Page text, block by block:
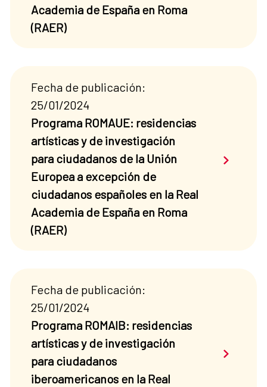
Academia de España en Roma
(RAER)
Fecha de publicación:
25/01/2024
Programa ROMAUE: residencias
artísticas y de investigación
para ciudadanos de la Unión
Europea a excepción de
ciudadanos españoles en la Real
Academia de España en Roma
(RAER)
Saber
Fecha de publicación:
25/01/2024
Programa ROMAIB: residencias
artísticas y de investigación
para ciudadanos
iberoamericanos en la Real
Saber